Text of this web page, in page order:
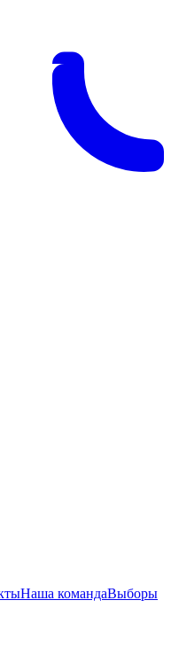
Наша командаВыборы